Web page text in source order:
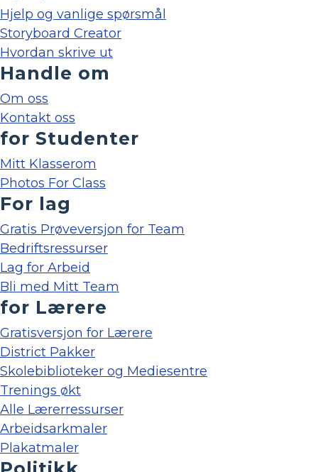
Hjelp og vanlige spørsmål
Storyboard Creator
Hvordan skrive ut
Handle om
Om oss
Kontakt oss
for Studenter
Mitt Klasserom
Photos For Class
For lag
Gratis Prøveversjon for Team
Bedriftsressurser
Lag for Arbeid
Bli med Mitt Team
for Lærere
Gratisversjon for Lærere
District Pakker
Skolebiblioteker og Mediesentre
Trenings økt
Alle Lærerressurser
Arbeidsarkmaler
Plakatmaler